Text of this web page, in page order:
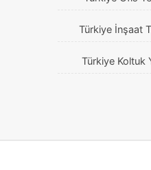
Türkiye İnşaat
Türkiye Koltuk